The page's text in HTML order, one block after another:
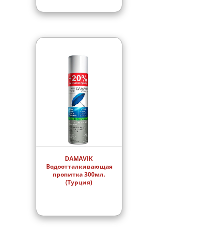
DAMAVIK
Водоотталкивающая
пропитка 300мл.
(Турция)